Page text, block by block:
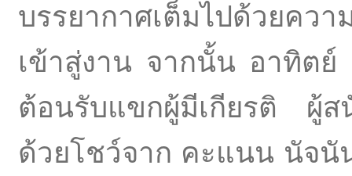
บรรยากาศเต็มไปด้วยคว
เข้าสู่งาน จากนั้น อาทิตย์
ต้อนรับแขกผู้มีเกียรติ ผู้
ด้วยโชว์จาก คะแนน นัจ